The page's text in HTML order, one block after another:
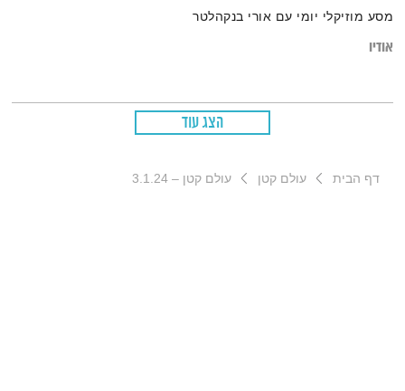
מסע מוזיקלי יומי עם אורי בנקהלטר
אודיו
הצג עוד
דף הבית עולם קטן עולם קטן – 3.1.24